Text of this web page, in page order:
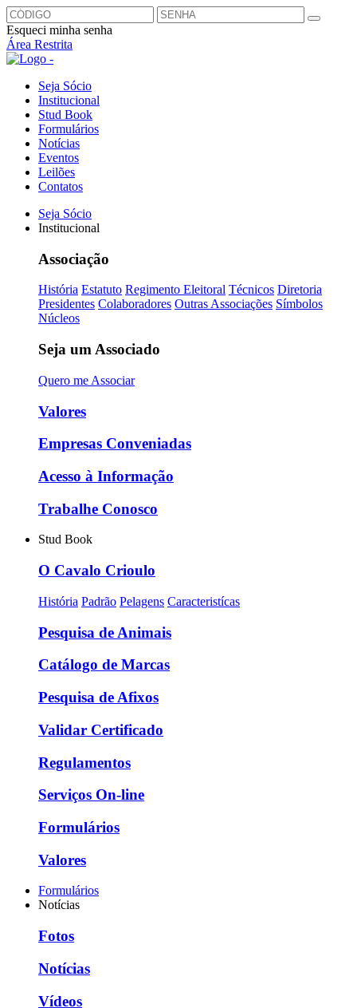
Esqueci minha senha
Área Restrita
Seja Sócio
Institucional
Stud Book
Formulários
Notícias
Eventos
Leilões
Contatos
Seja Sócio
Institucional
Associação
História Estatuto Regimento Eleitoral Técnicos Diretoria
Presidentes Colaboradores Outras Associações Símbolos
Núcleos
Seja um Associado
Quero me Associar
Valores
Empresas Conveniadas
Acesso à Informação
Trabalhe Conosco
Stud Book
O Cavalo Crioulo
História Padrão Pelagens Caracteristícas
Pesquisa de Animais
Catálogo de Marcas
Pesquisa de Afixos
Validar Certificado
Regulamentos
Serviços On-line
Formulários
Valores
Formulários
Notícias
Fotos
Notícias
Vídeos